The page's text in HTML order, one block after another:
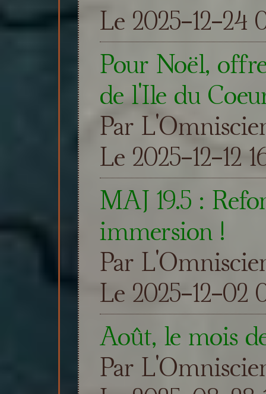
Le 2025-12-24
Pour Noël,
de l'Ile du
Par
Le 2025-12-12
MAJ 19.5 :
immersion !
Par
Le 2025-12-02
Août, le mois
Par